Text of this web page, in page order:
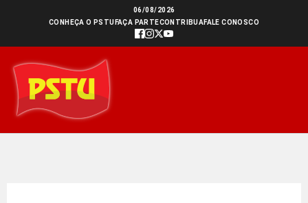
conteúdo
06/08/2026
CONHEÇA O PSTU FAÇA PARTECONTRIBUAFALE CONOSCO